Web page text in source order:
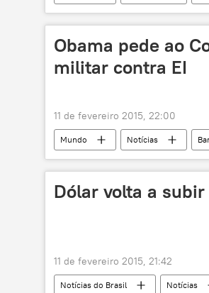
Obama pede ao
militar contra EI
11 de fevereiro 2015, 22:00
Mundo Notícias
Estado Islâmico: pior ameaça mundial
Dólar volta a
11 de fevereiro 2015, 21:42
Notícias do Brasil Notícias